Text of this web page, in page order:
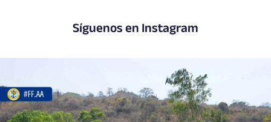
Síguenos en Instagram